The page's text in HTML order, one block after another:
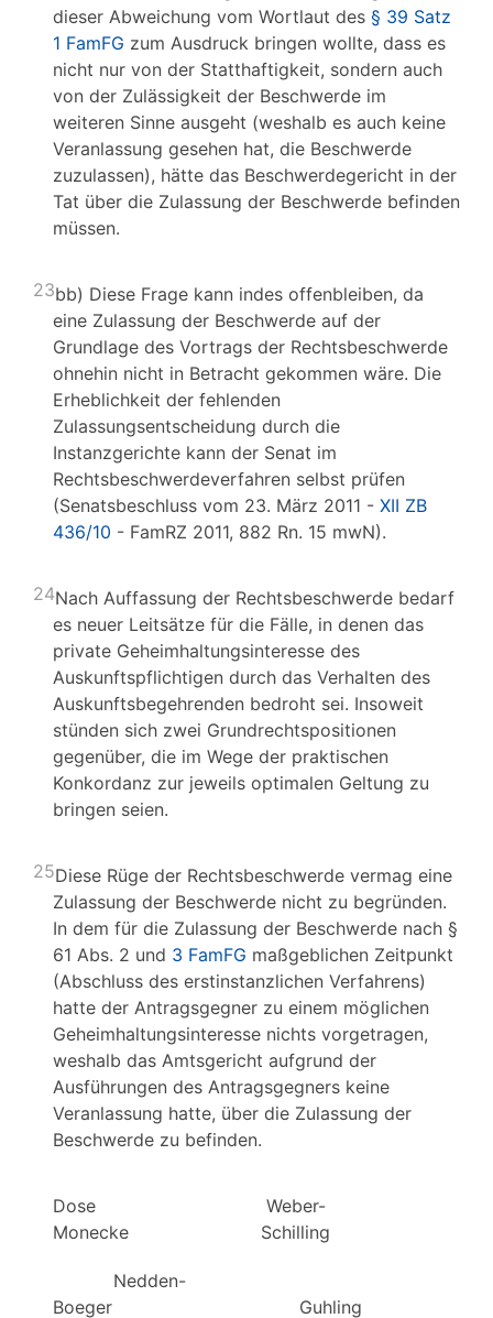
dieser Abweichung vom Wortlaut des § 39 Satz
1 FamFG zum Ausdruck bringen wollte, dass es
nicht nur von der Statthaftigkeit, sondern auch
von der Zulässigkeit der Beschwerde im
weiteren Sinne ausgeht (weshalb es auch keine
Veranlassung gesehen hat, die Beschwerde
zuzulassen), hätte das Beschwerdegericht in der
Tat über die Zulassung der Beschwerde befinden
müssen.
23bb) Diese Frage kann indes offenbleiben, da
eine Zulassung der Beschwerde auf der
Grundlage des Vortrags der Rechtsbeschwerde
ohnehin nicht in Betracht gekommen wäre. Die
Erheblichkeit der fehlenden
Zulassungsentscheidung durch die
Instanzgerichte kann der Senat im
Rechtsbeschwerdeverfahren selbst prüfen
(Senatsbeschluss vom 23. März 2011 - XII ZB
436/10 - FamRZ 2011, 882 Rn. 15 mwN).
24Nach Auffassung der Rechtsbeschwerde bedarf
es neuer Leitsätze für die Fälle, in denen das
private Geheimhaltungsinteresse des
Auskunftspflichtigen durch das Verhalten des
Auskunftsbegehrenden bedroht sei. Insoweit
stünden sich zwei Grundrechtspositionen
gegenüber, die im Wege der praktischen
Konkordanz zur jeweils optimalen Geltung zu
bringen seien.
25Diese Rüge der Rechtsbeschwerde vermag eine
Zulassung der Beschwerde nicht zu begründen.
In dem für die Zulassung der Beschwerde nach §
61 Abs. 2 und 3 FamFG maßgeblichen Zeitpunkt
(Abschluss des erstinstanzlichen Verfahrens)
hatte der Antragsgegner zu einem möglichen
Geheimhaltungsinteresse nichts vorgetragen,
weshalb das Amtsgericht aufgrund der
Ausführungen des Antragsgegners keine
Veranlassung hatte, über die Zulassung der
Beschwerde zu befinden.
Dose Weber-
Monecke Schilling
Nedden-
Boeger Guhling